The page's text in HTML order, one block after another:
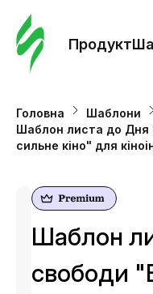
Продукт
Головна
Шаблони
Шаблон листа до Дня
сильне кіно" для
Шаблон
свободи